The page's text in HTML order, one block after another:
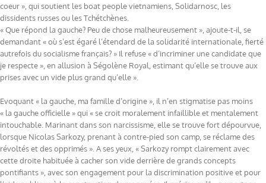
coeur », qui soutient les boat people vietnamiens, Solidarnosc, les
dissidents russes ou les Tchétchènes.
« Que répond la gauche? Peu de chose malheureusement », ajoute-t-il, se
demandant « où s’est égaré l’étendard de la solidarité internationale, fierté
autrefois du socialisme français? » Il refuse « d’incriminer une candidate que
je respecte », en allusion à Ségolène Royal, estimant qu’elle se trouve aux
prises avec un vide plus grand qu’elle ».
Evoquant « la gauche, ma famille d’origine », il n’en stigmatise pas moins
« la gauche officielle » qui « se croit moralement infaillible et mentalement
intouchable. Marinant dans son narcissisme, elle se trouve fort dépourvue,
lorsque Nicolas Sarkozy, prenant à contre-pied son camp, se réclame des
révoltés et des opprimés ». A ses yeux, « Sarkozy rompt clairement avec
cette droite habituée à cacher son vide derrière de grands concepts
pontifiants », avec son engagement pour la discrimination positive et pour